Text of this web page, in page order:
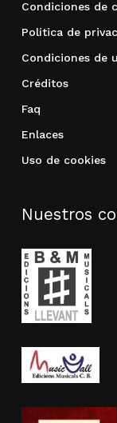
Condiciones de
Política de
Condiciones de
Créditos
Faq
Enlaces
Uso de cookies
Nuestros